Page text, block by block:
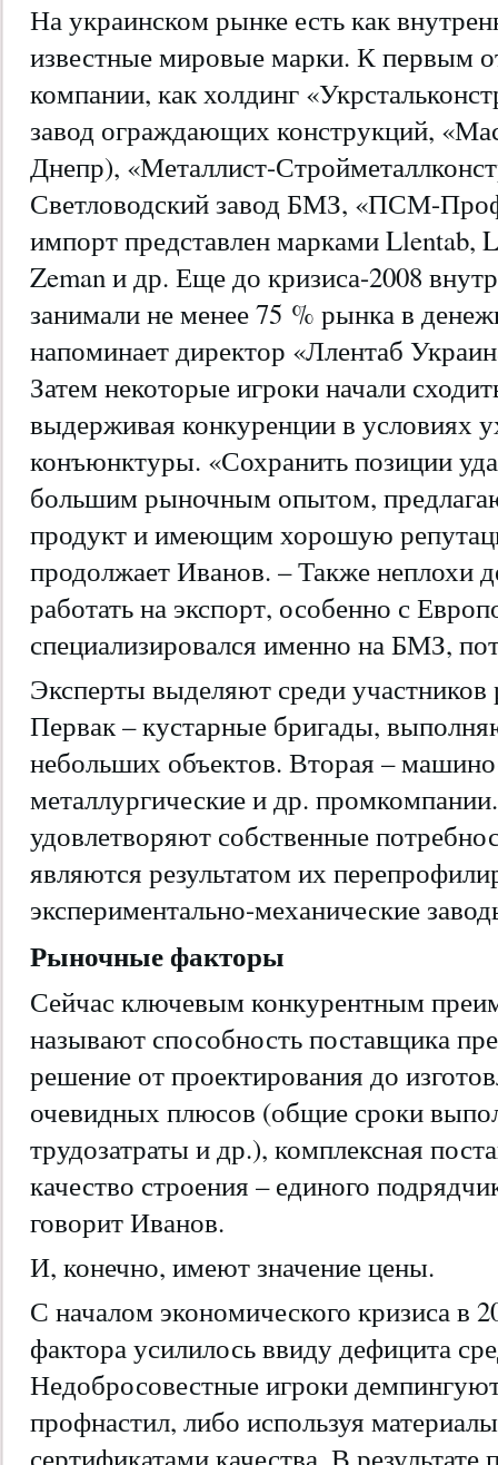
На украинском рынке есть как
известные мировые марки. К первым
компании, как холдинг
завод ограждающих конструкций,
Днепр), «Металлист-
Светловодский завод БМЗ, «ПСМ-
импорт представлен марками Llentab,
Zeman и др. Еще до кризиса-2008
занимали не менее 75 % рынка в
напоминает директор «Ллентаб
Затем некоторые игроки начали
выдерживая конкуренции в условиях
конъюнктуры. «Сохранить позиции
большим рыночным опытом,
продукт и имеющим хорошую
продолжает Иванов. – Также неплохи
работать на экспорт, особенно с
специализировался именно на БМЗ,
Эксперты выделяют среди
Первак – кустарные бригады,
небольших объектов. Вторая –
металлургические и др.
удовлетворяют собственные
являются результатом их
экспериментально-механические
Рыночные факторы
Сейчас ключевым конкурентным
называют способность поставщика
решение от проектирования до
очевидных плюсов (общие сроки
трудозатраты и др.), комплексная
качество строения – единого
говорит Иванов.
И, конечно, имеют значение цены.
С началом экономического кризиса в
фактора усилилось ввиду дефицита
Недобросовестные игроки
профнастил, либо используя